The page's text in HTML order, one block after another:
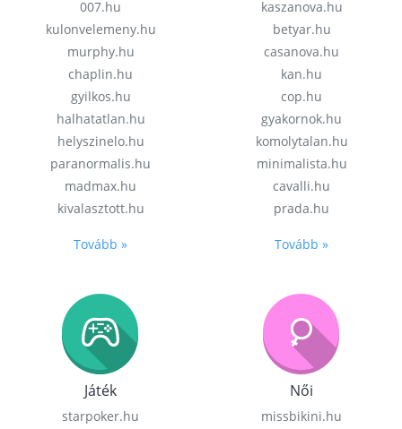
007.hu
kulonvelemeny.hu
murphy.hu
chaplin.hu
gyilkos.hu
halhatatlan.hu
helyszinelo.hu
paranormalis.hu
madmax.hu
kivalasztott.hu
Tovább »
kaszanova.hu
betyar.hu
casanova.hu
kan.hu
cop.hu
gyakornok.hu
komolytalan.hu
minimalista.hu
cavalli.hu
prada.hu
Tovább »
Játék
starpoker.hu
Női
missbikini.hu